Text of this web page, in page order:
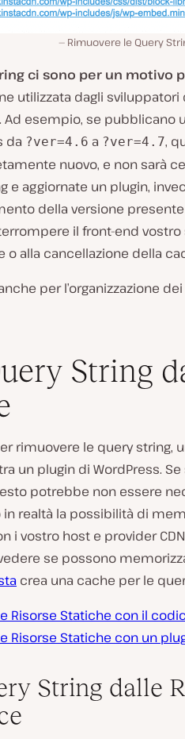
Rimuovere le Query
ci sono per un motivo
utilizzata dagli sviluppatori
esempio, se pubblicano
da ?ver=4.6 a ?ver=4.7,
nuovo, e non sarà
e aggiornate un plugin,
della versione presente
il front-end vostro
alla cancellazione della
per l’organizzazione
String
rimuovere le query string,
un plugin di WordPress. Se
potrebbe non essere
realtà la possibilità di
i vostro host e provider
se possono
crea una cache per le
Risorse Statiche con il
Risorse Statiche con un
String dalle